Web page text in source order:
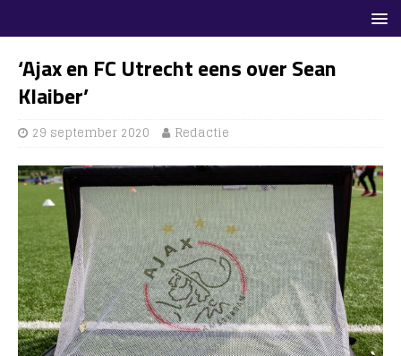
‘Ajax en FC Utrecht eens over Sean
Klaiber’
29 september 2020 Redactie